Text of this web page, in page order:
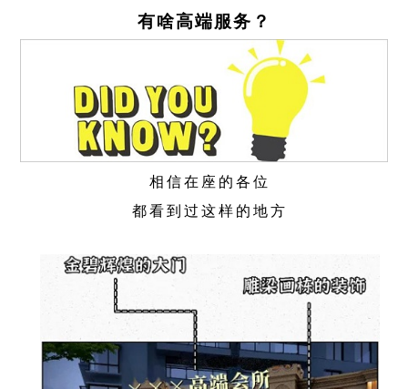
有啥高端服务？
相信在座的各位
都看到过这样的地方